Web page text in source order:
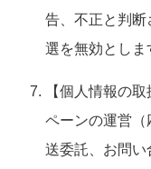
告、不正と判断
選を無効としま
【個人情報の
ペーンの運営
送委託、お問い